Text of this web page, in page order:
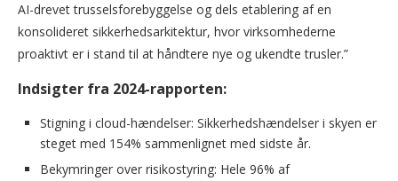
AI-drevet trusselsforebyggelse og dels etablering af en
konsolideret sikkerhedsarkitektur, hvor virksomhederne
proaktivt er i stand til at håndtere nye og ukendte trusler.”
Indsigter fra 2024-rapporten:
Stigning i cloud-hændelser: Sikkerhedshændelser i skyen er
steget med 154% sammenlignet med sidste år.
Bekymringer over risikostyring: Hele 96% af